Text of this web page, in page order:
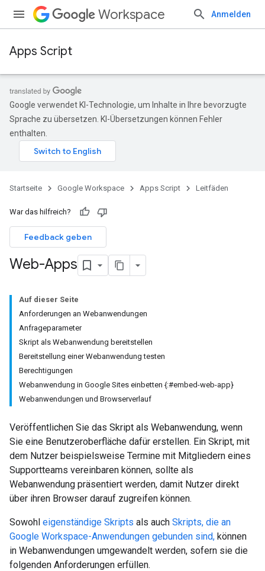
Workspace Anmelden
Apps Script
Google verwendet KI-Technologie, um Inhalte in Ihre bevorzugte
Sprache zu übersetzen. KI-Übersetzungen können Fehler
enthalten.
Startseite Google Workspace Apps Script Leitfäden
War das hilfreich?
Feedback geben
Web-Apps
Auf dieser Seite
Anforderungen an Webanwendungen
Anfrageparameter
Skript als Webanwendung bereitstellen
Bereitstellung einer Webanwendung testen
Berechtigungen
Webanwendung in Google Sites einbetten {:#embed-web-app}
Webanwendungen und Browserverlauf
Veröffentlichen Sie das Skript als Webanwendung, wenn
Sie eine Benutzeroberfläche dafür erstellen. Ein Skript, mit
dem Nutzer beispielsweise Termine mit Mitgliedern eines
Supportteams vereinbaren können, sollte als
Webanwendung präsentiert werden, damit Nutzer direkt
über ihren Browser darauf zugreifen können.
Sowohl eigenständige Skripts als auch Skripts, die an
Google Workspace-Anwendungen gebunden sind, können
in Webanwendungen umgewandelt werden, sofern sie die
folgenden Anforderungen erfüllen.